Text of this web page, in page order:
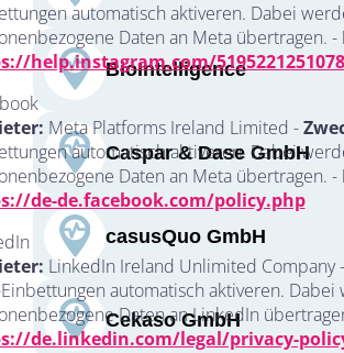
automatisch aktiveren. Dabei
Daten an Meta übertragen. -
help.instagram.com/
Meta Platforms Ireland Limited -
automatisch aktiveren. Dabei
Daten an Meta übertragen. -
de-de.facebook.com/policy.php
LinkedIn Ireland Unlimited Company -
automatisch aktiveren.
Daten an LinkedIn
de.linkedin.com/legal/privacy-
BioIntelligence
Caspar & Dase GmbH
casusQuo GmbH
Cekaso GmbH